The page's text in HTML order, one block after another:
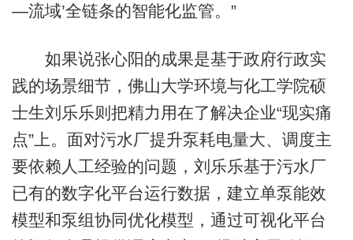
—流域’全链条的智能化监管。”
如果说张心阳的成果是基于政府行政实
践的场景细节，佛山大学环境与化工学院硕
士生刘乐乐则把精力用在了解决企业“现实痛
点”上。面对污水厂提升泵耗电量大、调度主
要依赖人工经验的问题，刘乐乐基于污水厂
已有的数字化平台运行数据，建立单泵能效
模型和泵组协同优化模型，通过可视化平台